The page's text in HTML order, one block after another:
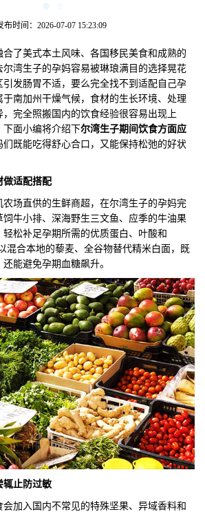
布时间：2026-07-07 15:23:09
美式本土风味、各国移民美食和成熟的
湾生子的孕妈容易被琳琅满目的选择晃花
引发肠胃不适，要么完全找不到适配自己孕
南加州干燥气候，食材的生长环境、处理
完全照搬国内的饮食经验很容易出现上
下面小编将介绍下尔湾生子期间饮食方面应
们既能吃得舒心合口，又能保持松弛的好状
做适配搭配
场直供的生鲜商超，在尔湾生子的孕妈完
牛小排、深海野生三文鱼、应季的牛油果
松补足孕期所需的优质蛋白、叶酸和
混合本地的藜麦、全谷物替代精米白面，既
能避免孕期血糖飙升。
辄止防过敏
入国内不常见的特殊坚果、异域香料和